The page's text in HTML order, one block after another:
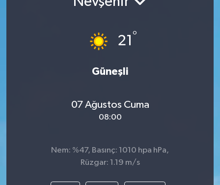
21 °
Güneşli
07 Ağustos Cuma
08:00
Nem: %47, Basınç: 1010 hpa hPa,
Rüzgar: 1.19 m/s